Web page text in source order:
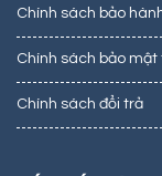
Chính sách bảo
Chính sách bảo mật
Chính sách đổi trả